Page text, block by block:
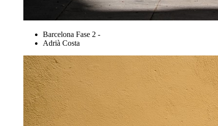
Barcelona Fase 2 -
Adrià Costa